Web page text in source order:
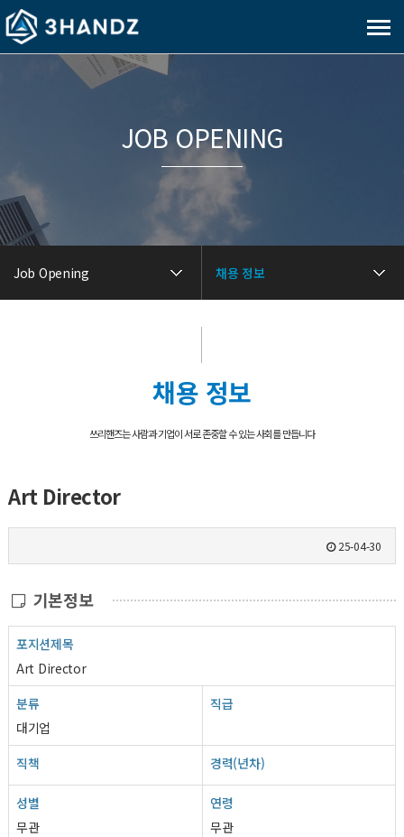
메
Job Opening 채용 정보
JOB OPENING
채용 정보
쓰리핸즈는 사람과 기업이 서로 존중할 수 있는 사회를 만듭니다
Art Director
25-04-30
기본정보
포지션제목
Art Director
분류
대기업
직급
직책 경력(년차)
성별
무관
연령
무관